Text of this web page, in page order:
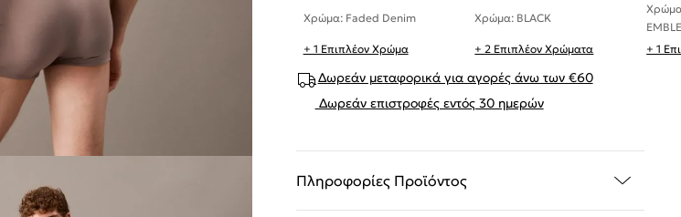
Χρώμα: Faded Denim
+ 1 Επιπλέον Χρώμα
Χρώμα: BLACK
+ 2 Επιπλέον Χρώματα
+ 1
Δωρεάν μεταφορικά για αγορές άνω των €60
Δωρεάν επιστροφές εντός 30 ημερών
Πληροφορίες Προϊόντος